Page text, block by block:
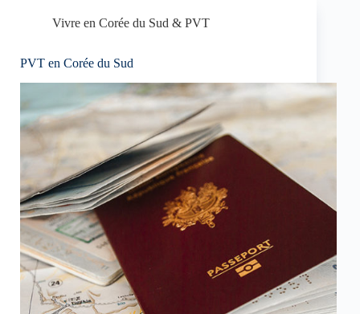
d’Anthony
Vivre en Corée du Sud & PVT
PVT en Corée du Sud